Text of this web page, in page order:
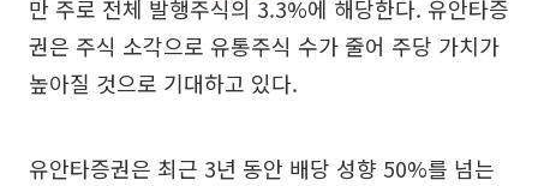
만 주로 전체 발행주식의 3.3%에 해당한다. 유안타증
권은 주식 소각으로 유통주식 수가 줄어 주당 가치가
높아질 것으로 기대하고 있다.
유안타증권은 최근 3년 동안 배당 성향 50%를 넘는